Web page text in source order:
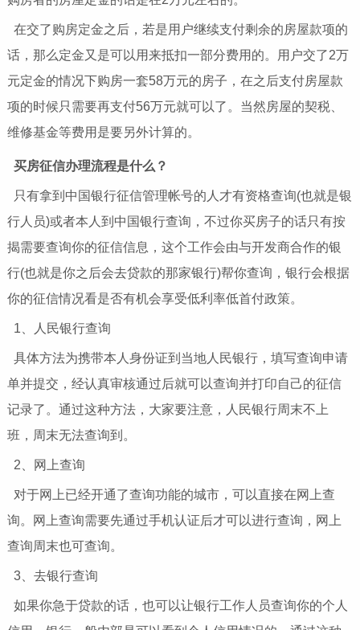
在交了购房定金之后，若是用户继续支付剩余的房屋款项的
话，那么定金又是可以用来抵扣一部分费用的。用户交了2万
元定金的情况下购房一套58万元的房子，在之后支付房屋款
项的时候只需要再支付56万元就可以了。当然房屋的契税、
维修基金等费用是要另外计算的。
买房征信办理流程是什么？
只有拿到中国银行征信管理帐号的人才有资格查询(也就是银
行人员)或者本人到中国银行查询，不过你买房子的话只有按
揭需要查询你的征信信息，这个工作会由与开发商合作的银
行(也就是你之后会去贷款的那家银行)帮你查询，银行会根据
你的征信情况看是否有机会享受低利率低首付政策。
1、人民银行查询
具体方法为携带本人身份证到当地人民银行，填写查询申请
单并提交，经认真审核通过后就可以查询并打印自己的征信
记录了。通过这种方法，大家要注意，人民银行周末不上
班，周末无法查询到。
2、网上查询
对于网上已经开通了查询功能的城市，可以直接在网上查
询。网上查询需要先通过手机认证后才可以进行查询，网上
查询周末也可查询。
3、去银行查询
如果你急于贷款的话，也可以让银行工作人员查询你的个人